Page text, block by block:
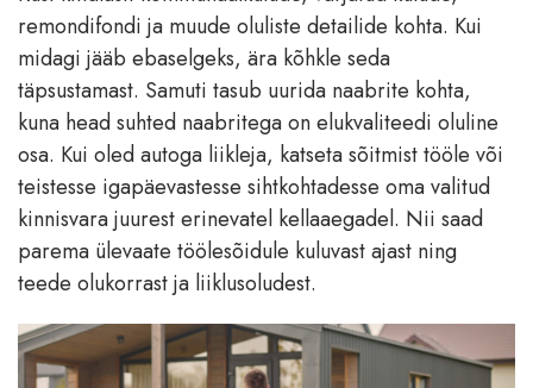
remondifondi ja muude oluliste detailide kohta. Kui
midagi jääb ebaselgeks, ära kõhkle seda
täpsustamast. Samuti tasub uurida naabrite kohta,
kuna head suhted naabritega on elukvaliteedi oluline
osa. Kui oled autoga liikleja, katseta sõitmist tööle või
teistesse igapäevastesse sihtkohtadesse oma valitud
kinnisvara juurest erinevatel kellaaegadel. Nii saad
parema ülevaate töölesõidule kuluvast ajast ning
teede olukorrast ja liiklusoludest.